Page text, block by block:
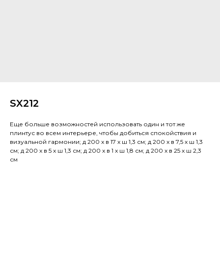
SX212
Еще больше возможностей использовать один и тот же
плинтус во всем интерьере, чтобы добиться спокойствия и
визуальной гармонии; д 200 x в 17 x ш 1,3 см; д 200 x в 7,5 x ш 1,3
см; д 200 x в 5 x ш 1,3 см; д 200 x в 1 x ш 1,8 см; д 200 x в 25 x ш 2,3
см